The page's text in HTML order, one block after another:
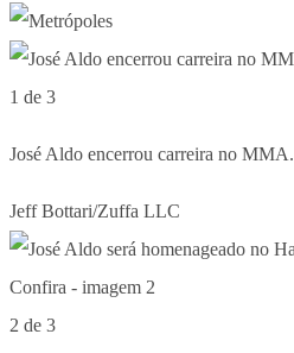
1 de 3
José Aldo encerrou carreira no MMA.
Jeff Bottari/Zuffa LLC
2 de 3